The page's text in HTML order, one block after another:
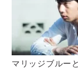
マリッジブルー